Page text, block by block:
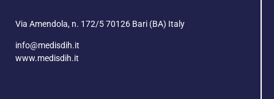
Via Amendola, n. 172/5 70126 Bari (BA) Italy
info@medisdih.it
www.medisdih.it